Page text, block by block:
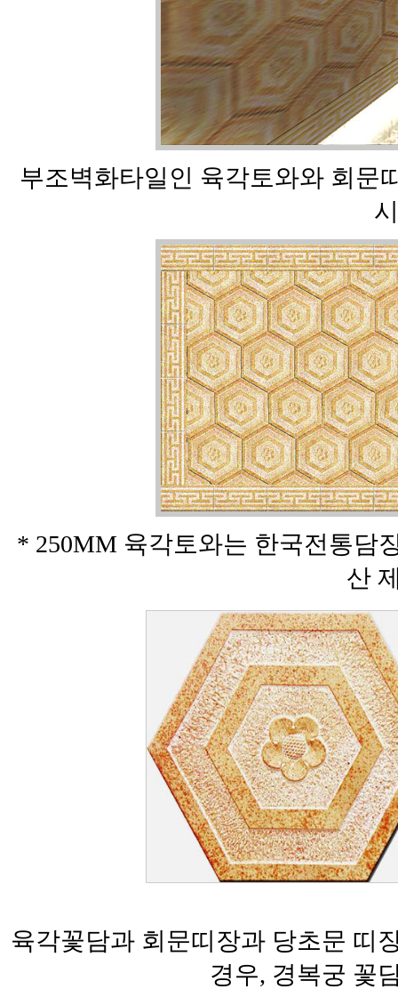
부조벽화타일인 육각토와와 회문
* 250MM 육각토와는 한국전통담
산
육각꽃담과 회문띠장과 당초문 띠
경우, 경복궁 꽃